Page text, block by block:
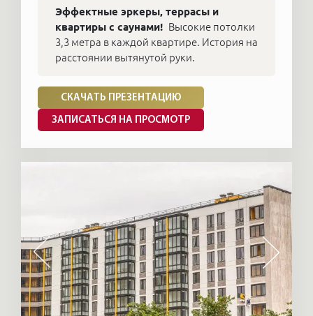
Эффектные эркеры, террасы и
квартиры с саунами! Высокие потолки
3,3 метра в каждой квартире. История на
расстоянии вытянутой руки.
СКАЧАТЬ ПРЕЗЕНТАЦИЮ
ЗАПИСАТЬСЯ НА ПРОСМОТР